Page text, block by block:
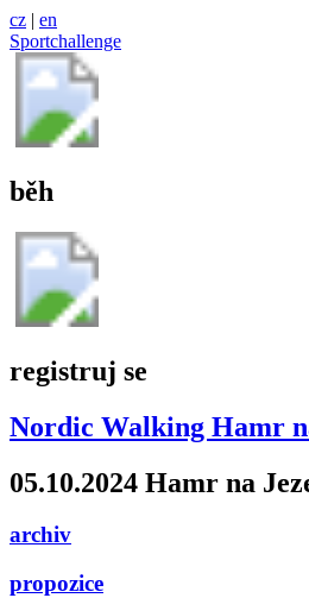
cz | en
Sportchallenge
běh
registruj se
Nordic Walking Hamr
05.10.2024 Hamr na
archiv
propozice